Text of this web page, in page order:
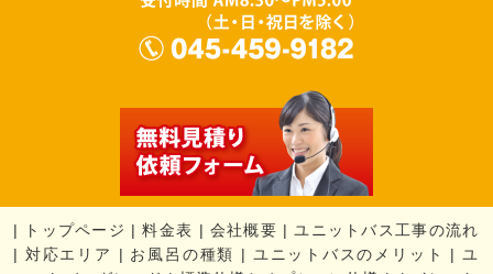
| トップページ |料金表 | 会社概要 | ユニットバス工事の流れ
| 対応エリア | お風呂の種類 | ユニットバスのメリット | ユ